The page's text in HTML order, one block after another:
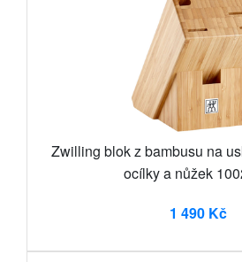
Zwilling blok z bambusu na
ocílky a nůžek
1 490 Kč